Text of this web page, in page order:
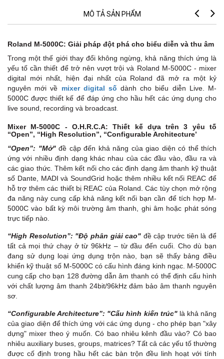
MÔ TẢ SẢN PHẨM
Roland M-5000C: Giải pháp đột phá cho biểu diễn và thu âm
Trong một thế giới thay đổi không ngừng, khả năng thích ứng là
yếu tố cần thiết để trở nên vượt trội và Roland M-5000C - mixer
digital mới nhất, hiện đại nhất của Roland đã mở ra một kỷ
nguyên mới về mixer digital số dành cho biểu diễn Live. M-
5000C được thiết kế để đáp ứng cho hầu hết các ứng dụng cho
live sound, recording và broadcast.
Mixer M-5000C - O.H.R.C.A: Thiết kế dựa trên 3 yêu tố
“Open”, “High Resolution”, “Configurable Architecture’
“Open”: "Mở"đề cập đến khả năng của giao diện có thể thích
ứng với nhiều định dạng khác nhau của các đầu vào, đầu ra và
các giao thức. Thêm kết nối cho các định dạng âm thanh kỹ thuật
số Dante, MADI và SoundGrid hoặc thêm nhiều kết nối REAC để
hỗ trợ thêm các thiết bị REAC của Roland. Các tùy chọn mở rộng
đa năng này cung cấp khả năng kết nối bạn cần để tích hợp M-
5000C vào bất kỳ môi trường âm thanh, ghi âm hoặc phát sóng
trực tiếp nào.
“High Resolution”: "Độ phân giải cao" đề cập trước tiên là để
tất cả mọi thứ chạy ở từ 96kHz – từ đầu đến cuối. Cho dù bạn
đang sử dụng loại ứng dụng trộn nào, bạn sẽ thấy bảng điều
khiển kỹ thuật số M-5000C có cấu hình đáng kinh ngạc. M-5000C
cung cấp cho bạn 128 đường dẫn âm thanh có thể định cấu hình
với chất lượng âm thanh 24bit/96kHz đảm bảo âm thanh nguyên
sơ.
“Configurable Architecture”: "Cấu hình kiến trúc"là khả năng
của giao diện để thích ứng với các ứng dụng - cho phép bạn "xây
dựng" mixer theo ý muốn. Có bao nhiêu kênh đầu vào? Có bao
nhiêu auxiliary buses, groups, matrices? Tất cả các yếu tố thường
được cố định trong hầu hết các bàn trộn đều linh hoạt với tính